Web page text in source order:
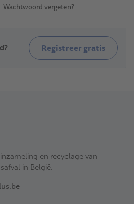
Wachtwoord vergeten?
Registreer gratis
en recyclage van
in België.